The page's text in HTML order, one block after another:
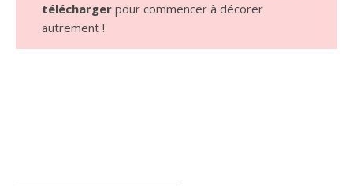
téléchargerpour commencer à décorer
autrement !